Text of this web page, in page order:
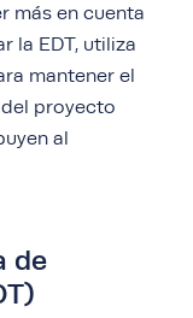
más en cuenta
la EDT, utiliza
mantener el
proyecto
al
de